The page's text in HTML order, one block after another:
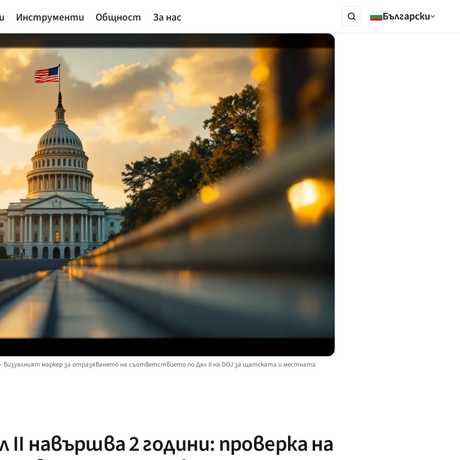
Инструменти Общност За нас Български
маркер за отразяването на съответствието по Дял II на DOJ за щатската и местната
II навършва 2 години: проверка на